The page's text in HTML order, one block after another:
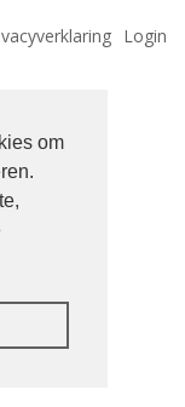
om
Login